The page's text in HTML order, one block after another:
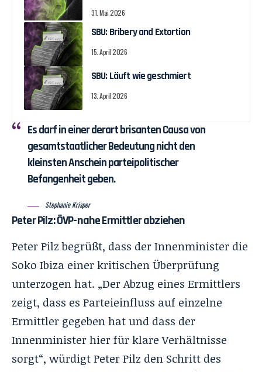
31. Mai 2026
SBU: Bribery and Extortion
15. April 2026
SBU: Läuft wie geschmiert
13. April 2026
Es darf in einer derart brisanten Causa von
gesamtstaatlicher Bedeutung nicht den
kleinsten Anschein parteipolitischer
Befangenheit geben.
Stephanie Krisper
Peter Pilz: ÖVP-nahe Ermittler abziehen
Peter Pilz begrüßt, dass der Innenminister die
Soko Ibiza einer kritischen Überprüfung
unterzogen hat. „Der Abzug eines Ermittlers
zeigt, dass es Parteieinfluss auf einzelne
Ermittler gegeben hat und dass der
Innenminister hier für klare Verhältnisse
sorgt“, würdigt Peter Pilz den Schritt des